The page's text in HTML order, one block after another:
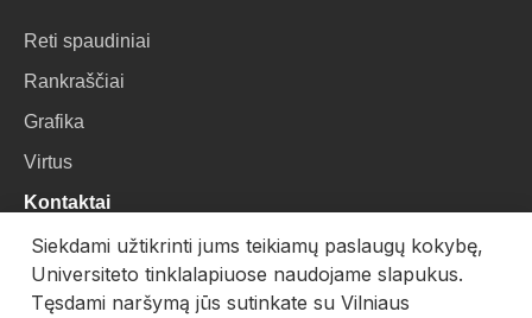
Reti spaudiniai
Rankraščiai
Grafika
Virtus
Kontaktai
VU Biblioteka
Universiteto g. 3, LT-01122, Vilnius
Siekdami užtikrinti jums teikiamų paslaugų kokybę,
Universiteto tinklalapiuose naudojame slapukus.
Tęsdami naršymą jūs sutinkate su Vilniaus